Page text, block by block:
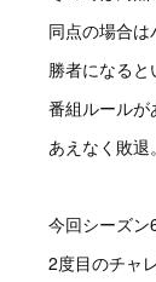
同点の場合
勝者になると
番組ルールが
あえなく敗退。
今回シーズン
2度目のチャ